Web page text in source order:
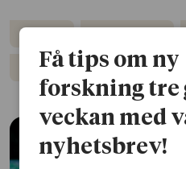
Förskola
Pedagogik
Få tips om ny
forskning tre
veckan med
nyhetsbrev!